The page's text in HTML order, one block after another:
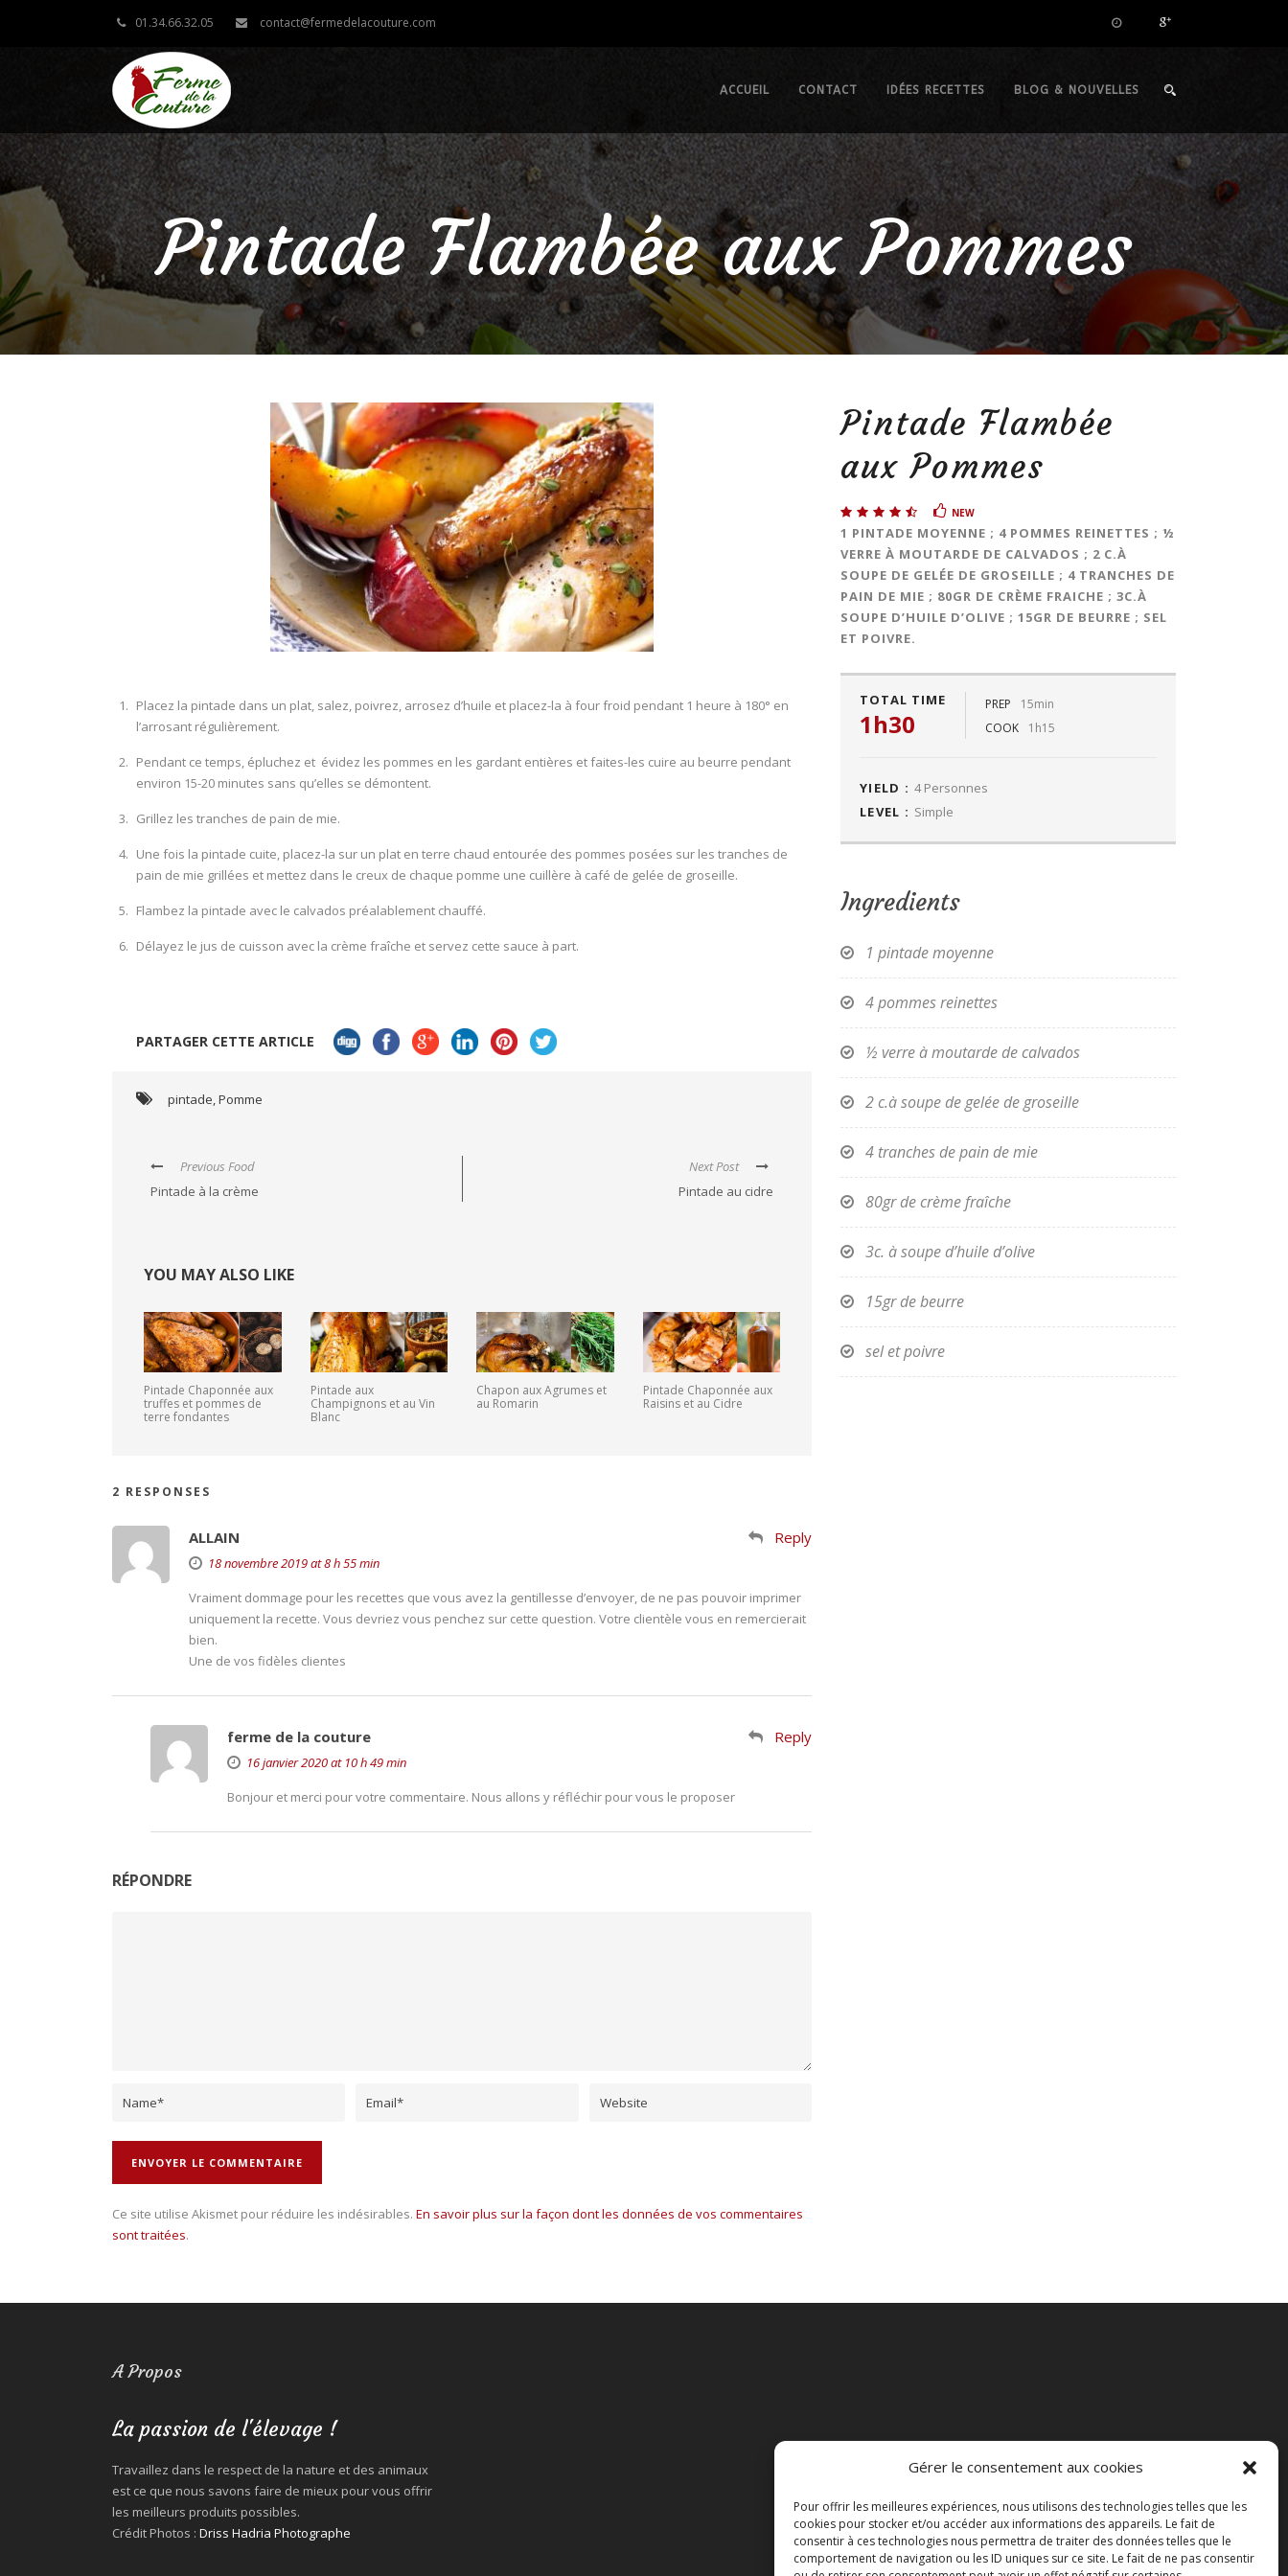
Gérer le consentement aux cookies
Pour offrir les meilleures expériences, nous utilisons des technologies telles que les
cookies pour stocker et/ou accéder aux informations des appareils. Le fait de
consentir à ces technologies nous permettra de traiter des données telles que le
comportement de navigation ou les ID uniques sur ce site. Le fait de ne pas consentir
01.34.66.32.05 contact@fermedelacouture.com
ACCUEIL CONTACT IDÉES RECETTES BLOG & NOUVELLES
Pintade Flambée aux Pommes
Placez la pintade dans un plat, salez, poivrez, arrosez d’huile et placez-la à four froid pendant 1 heure à 180° en
l’arrosant régulièrement.
Pendant ce temps, épluchez et évidez les pommes en les gardant entières et faites-les cuire au beurre pendant
environ 15-20 minutes sans qu’elles se démontent.
Grillez les tranches de pain de mie.
Une fois la pintade cuite, placez-la sur un plat en terre chaud entourée des pommes posées sur les tranches de
pain de mie grillées et mettez dans le creux de chaque pomme une cuillère à café de gelée de groseille.
Flambez la pintade avec le calvados préalablement chauffé.
Délayez le jus de cuisson avec la crème fraîche et servez cette sauce à part.
PARTAGER CETTE ARTICLE
pintade,Pomme
Previous Food
Pintade à la crème
Next Post
Pintade au cidre
YOU MAY ALSO LIKE
Pintade Chaponnée aux
truffes et pommes de
terre fondantes
Pintade aux
Champignons et au Vin
Blanc
Chapon aux Agrumes et
au Romarin
Pintade Chaponnée aux
Raisins et au Cidre
2 RESPONSES
ALLAIN
18 novembre 2019 at 8 h 55 min
Reply
Vraiment dommage pour les recettes que vous avez la gentillesse d’envoyer, de ne pas pouvoir imprimer
uniquement la recette. Vous devriez vous penchez sur cette question. Votre clientèle vous en remercierait
bien.
Une de vos fidèles clientes
ferme de la couture
16 janvier 2020 at 10 h 49 min
Reply
Bonjour et merci pour votre commentaire. Nous allons y réfléchir pour vous le proposer
RÉPONDRE
Ce site utilise Akismet pour réduire les indésirables. En savoir plus sur la façon dont les données de vos commentaires
sont traitées.
Pintade Flambée
aux Pommes
NEW
1 PINTADE MOYENNE ; 4 POMMES REINETTES ; ½
VERRE À MOUTARDE DE CALVADOS ; 2 C.À
SOUPE DE GELÉE DE GROSEILLE ; 4 TRANCHES DE
PAIN DE MIE ; 80GR DE CRÈME FRAICHE ; 3C.À
SOUPE D’HUILE D’OLIVE ; 15GR DE BEURRE ; SEL
ET POIVRE.
TOTAL TIME
1h30
PREP
15min
COOK
1h15
YIELD : 4 Personnes
LEVEL : Simple
Ingredients
1 pintade moyenne
4 pommes reinettes
½ verre à moutarde de calvados
2 c.à soupe de gelée de groseille
4 tranches de pain de mie
80gr de crème fraîche
3c. à soupe d’huile d’olive
15gr de beurre
sel et poivre
A Propos
La passion de l'élevage !
Travaillez dans le respect de la nature et des animaux
est ce que nous savons faire de mieux pour vous offrir
les meilleurs produits possibles.
Crédit Photos : Driss Hadria Photographe